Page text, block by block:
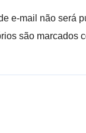
e-mail não será
são marcados